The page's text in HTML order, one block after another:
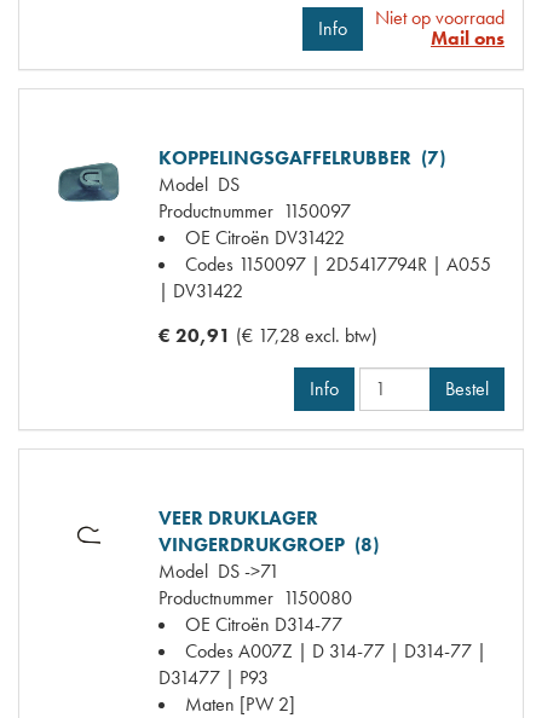
Info
Niet op voorraad
Mail ons
KOPPELINGSGAFFELRUBBER (7)
Model DS
Productnummer 1150097
OE Citroën DV31422
Codes 1150097 | 2D5417794R | A055
| DV31422
€ 20,91 (€ 17,28 excl. btw)
Info Bestel
VEER DRUKLAGER
VINGERDRUKGROEP (8)
Model DS ->71
Productnummer 1150080
OE Citroën D314-77
CodesA007Z | D 314-77 | D314-77 |
D31477 | P93
Maten [PW 2]